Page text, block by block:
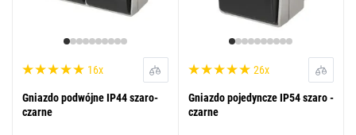
16x
Gniazdo podwójne IP44 szaro-
czarne
26x
Gniazdo pojedyncze IP54 szaro -
czarne